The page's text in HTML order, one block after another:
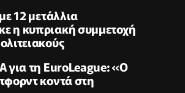
12 μετάλλια
η κυπριακή συμμετοχή
για τη EuroLeague: «Ο
κοντά στη